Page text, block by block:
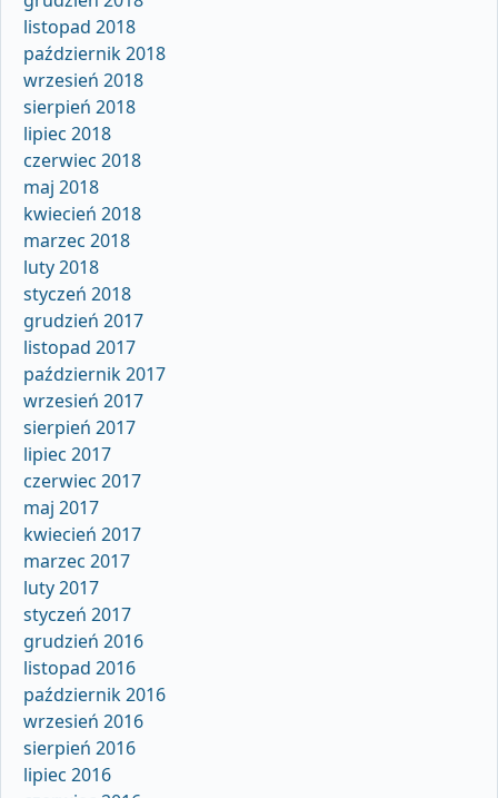
listopad 2018
październik 2018
wrzesień 2018
sierpień 2018
lipiec 2018
czerwiec 2018
maj 2018
kwiecień 2018
marzec 2018
luty 2018
styczeń 2018
grudzień 2017
listopad 2017
październik 2017
wrzesień 2017
sierpień 2017
lipiec 2017
czerwiec 2017
maj 2017
kwiecień 2017
marzec 2017
luty 2017
styczeń 2017
grudzień 2016
listopad 2016
październik 2016
wrzesień 2016
sierpień 2016
lipiec 2016